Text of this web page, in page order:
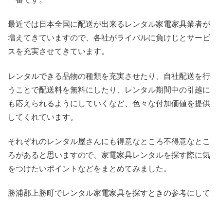
最近では日本全国に配送が出来るレンタル家電家具業者が
増えてきていますので、各社がライバルに負けじとサービ
スを充実させてきています。
レンタルできる品物の種類を充実させたり、自社配送を行
うことで配送料を無料にしたり、レンタル期間中の引越に
も応えられるようにしていくなど、色々な付加価値を提供
してくれています。
それぞれのレンタル屋さんにも得意なところ不得意なとこ
ろがあると思いますので、家電家具レンタルを探す際に気
をつけたいポイントなどをまとめてみました。
勝浦郡上勝町でレンタル家電家具を探すときの参考にして